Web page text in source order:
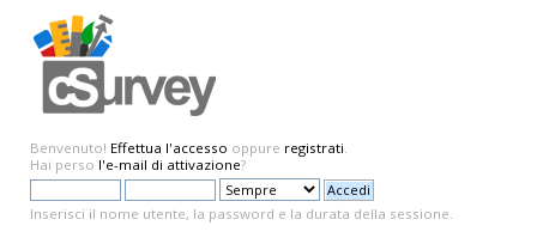
Benvenuto! Effettua l'accesso oppure registrati.
Hai perso l'e-mail di attivazione?
Inserisci il nome utente, la password e la durata della sessione.